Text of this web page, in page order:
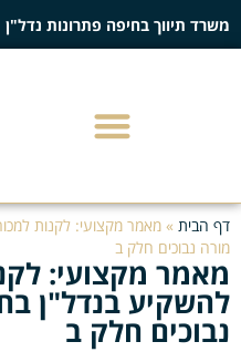
משרד תיווך בחיפה פתרונות נדל"ן
דף הבית »
מורה נבוכים חלק ב
מאמר מקצועי:
נבוכים חלק ב